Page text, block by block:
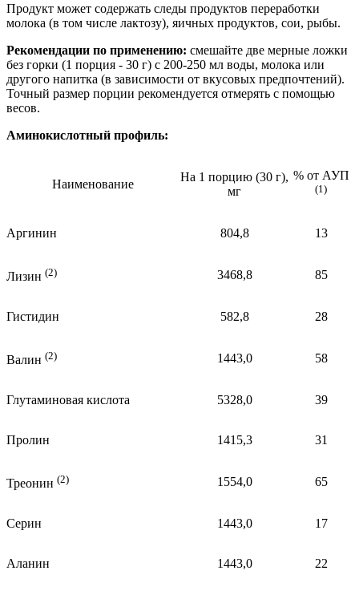
Продукт может содержать следы продуктов переработки
молока (в том числе лактозу), яичных продуктов, сои, рыбы.
Рекомендации по применению: cмешайте две мерные ложки
без горки (1 порция - 30 г) с 200-250 мл воды, молока или
другого напитка (в зависимости от вкусовых предпочтений).
Точный размер порции рекомендуется отмерять с помощью
весов.
Аминокислотный профиль:
Наименование
На 1 порцию (30 г),
мг
% от АУП
(1)
Аргинин 804,8 13
Лизин (2) 3468,8 85
Гистидин 582,8 28
Валин (2) 1443,0 58
Глутаминовая кислота 5328,0 39
Пролин 1415,3 31
Треонин (2) 1554,0 65
Серин 1443,0 17
Аланин 1443,0 22